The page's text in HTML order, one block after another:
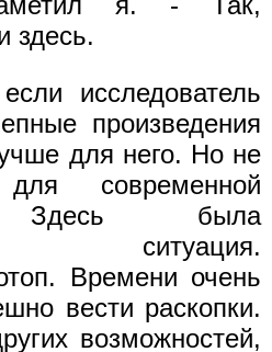
здесь.
исследователь
произведения
для него. Но не
современной
Здесь была
ситуация.
Времени очень
вести раскопки.
возможностей,